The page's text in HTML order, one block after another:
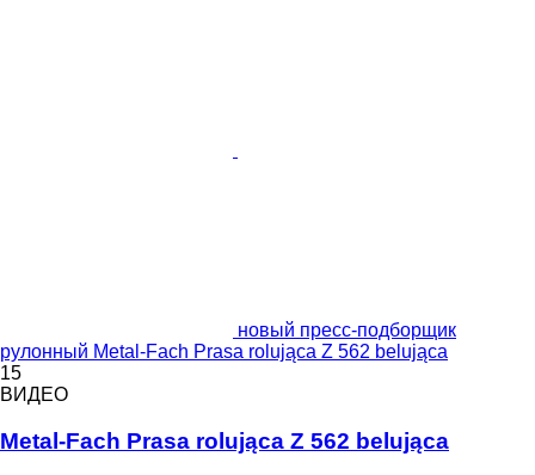
новый пресс-подборщик
рулонный Metal-Fach Prasa rolująca Z 562 belująca
15
ВИДЕО
Metal-Fach Prasa rolująca Z 562 belująca